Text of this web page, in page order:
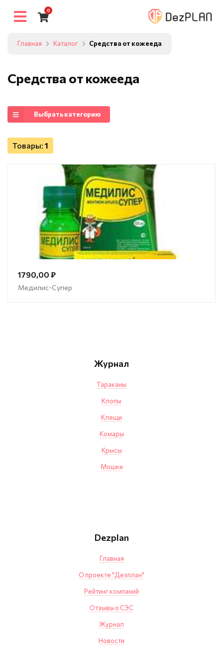
0
Главная Каталог Средства от кожееда
Средства от кожееда
Выбрать категорию
Товары: 1
1790,00 ₽
Медилис-Супер
Dezplan
Главная
О проекте "Дезплан"
Рейтинг компаний
Отзывы о СЭС
Журнал
Новости
Журнал
Тараканы
Клопы
Клещи
Комары
Крысы
Мошки